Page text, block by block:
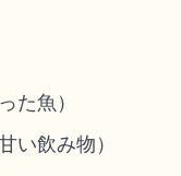
た魚）
い飲み物）